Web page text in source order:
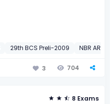
29th BCS Preli-2009 NBR ARO
3 704
8 Exams